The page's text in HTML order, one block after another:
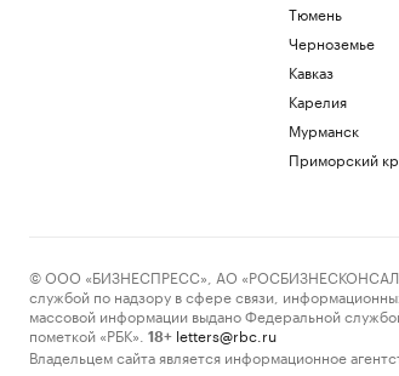
Тюмень
Черноземье
Кавказ
Карелия
Мурманск
Приморский
© ООО «БИЗНЕСПРЕСС», АО
службой по надзору в сфере связи,
массовой информации выдано Федеральной
пометкой «РБК».
18+ letters@rbc.ru
Владельцем сайта является информационное